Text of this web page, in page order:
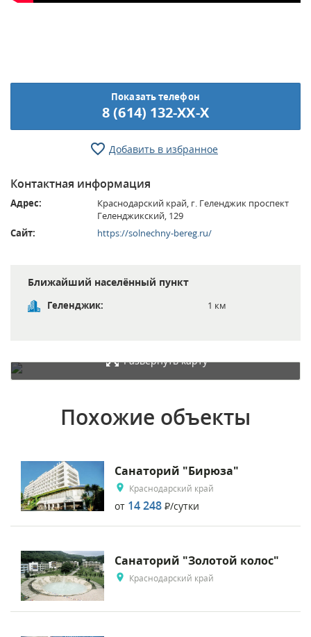
Показать телефон
8 (614) 132-XX-X
Добавить в избранное
Контактная информация
Адрес:
Краснодарский край, г. Геленджик проспект
Геленджикский, 129
Сайт:
https://solnechny-bereg.ru/
Ближайший населённый пункт
Геленджик: 1 км
Развернуть карту
Похожие объекты
Санаторий "Бирюза"
Краснодарский край
от 14 248 Р/сутки
Санаторий "Золотой колос"
Краснодарский край